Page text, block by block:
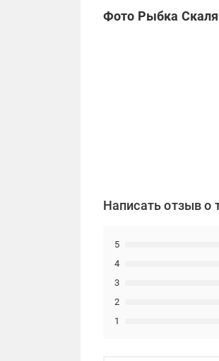
Фото Рыбка
Написать отзыв о
1
2
3
4
5